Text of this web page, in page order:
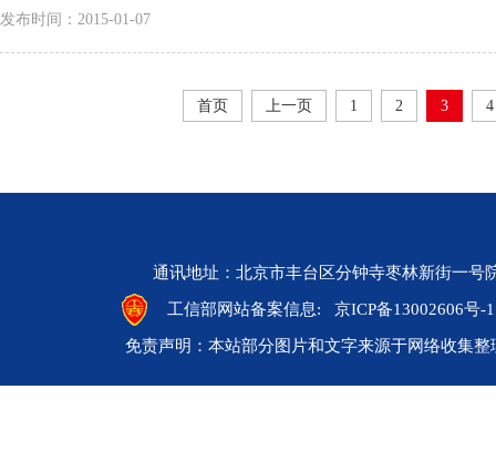
发布时间：2015-01-07
首页 上一页 1 2 3 4
通讯地址：北京市丰台区分钟寺枣林新街一
工信部网站备案信息: 京ICP备13002606号-1
免责声明：本站部分图片和文字来源于网络收集